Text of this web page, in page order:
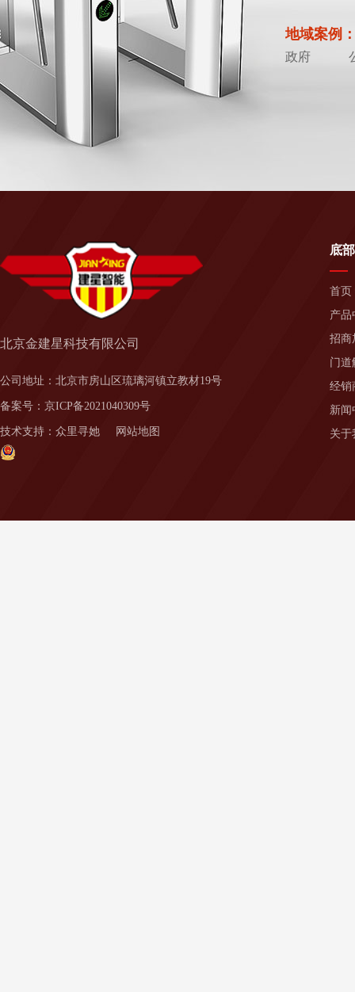
地域案例
政府
北京金建星科技有限公司
公司地址：北京市房山区琉璃河镇立教材19号
备案号： 京ICP备2021040309号
技术支持： 众里寻她 网站地图
底
首页
产品
招商
门道
经销
新闻
关于